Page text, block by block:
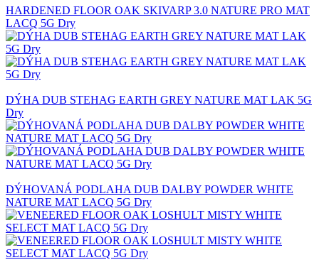
HARDENED FLOOR OAK SKIVARP 3.0 NATURE PRO MAT
LACQ 5G Dry
DÝHA DUB STEHAG EARTH GREY NATURE MAT LAK 5G
Dry
DÝHOVANÁ PODLAHA DUB DALBY POWDER WHITE
NATURE MAT LACQ 5G Dry